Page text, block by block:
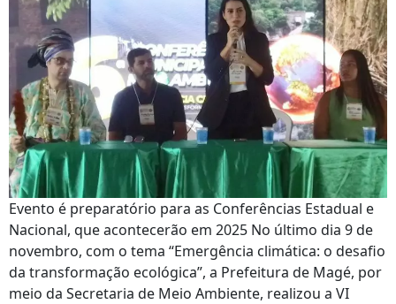
Evento é preparatório para as Conferências Estadual e
Nacional, que acontecerão em 2025 No último dia 9 de
novembro, com o tema “Emergência climática: o desafio
da transformação ecológica”, a Prefeitura de Magé, por
meio da Secretaria de Meio Ambiente, realizou a VI